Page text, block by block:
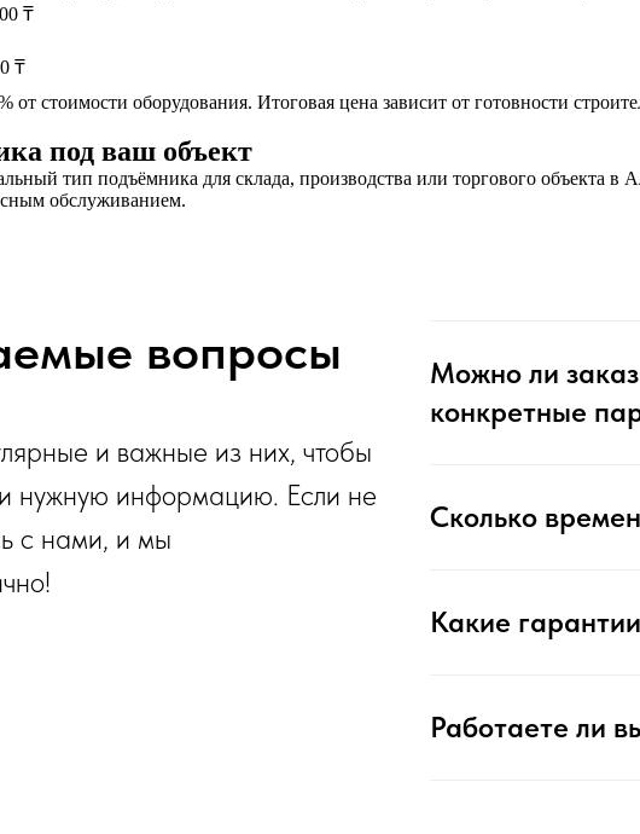
₸
₸
стоимости оборудования. Итоговая цена зависит от готовности
под ваш объект
тип подъёмника для склада, производства или торгового объекта
обслуживанием.
вопросы
и важные из них, чтобы
нужную информацию. Если не
с нами, и мы
Можно ли
конкретные
Сколько
Какие
Работаете ли